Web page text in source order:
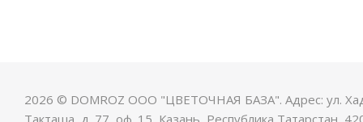
2026 © DOMROZ ООО "ЦВЕТОЧНАЯ БАЗА". Адрес: ул.
Такташа, д. 77, оф. 15, Казань, Республика Татарстан,